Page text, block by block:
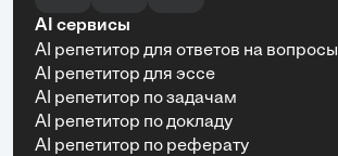
AI сервисы
AI репетитор для ответов на вопросы
AI репетитор для эссе
AI репетитор по задачам
AI репетитор по докладу
AI репетитор по реферату